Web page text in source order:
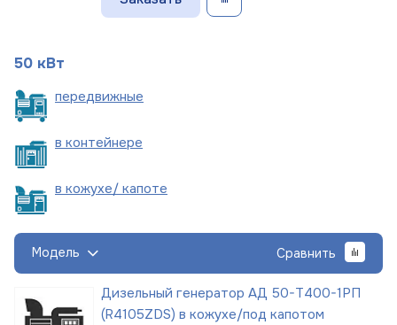
50 кВт
передвижные
в контейнере
в кожухе/ капоте
Модель Сравнить
Дизельный генератор АД 50-Т400-1РП
(R4105ZDS) в кожухе/под капотом